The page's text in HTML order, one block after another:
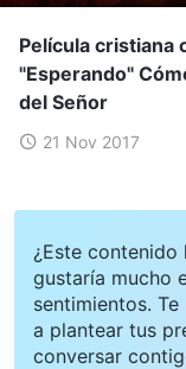
Película cristiana
"Esperando"
del Señor
21 Nov 2017
¿Este
gustaría mucho
sentimientos.
a plantear tus
conversar